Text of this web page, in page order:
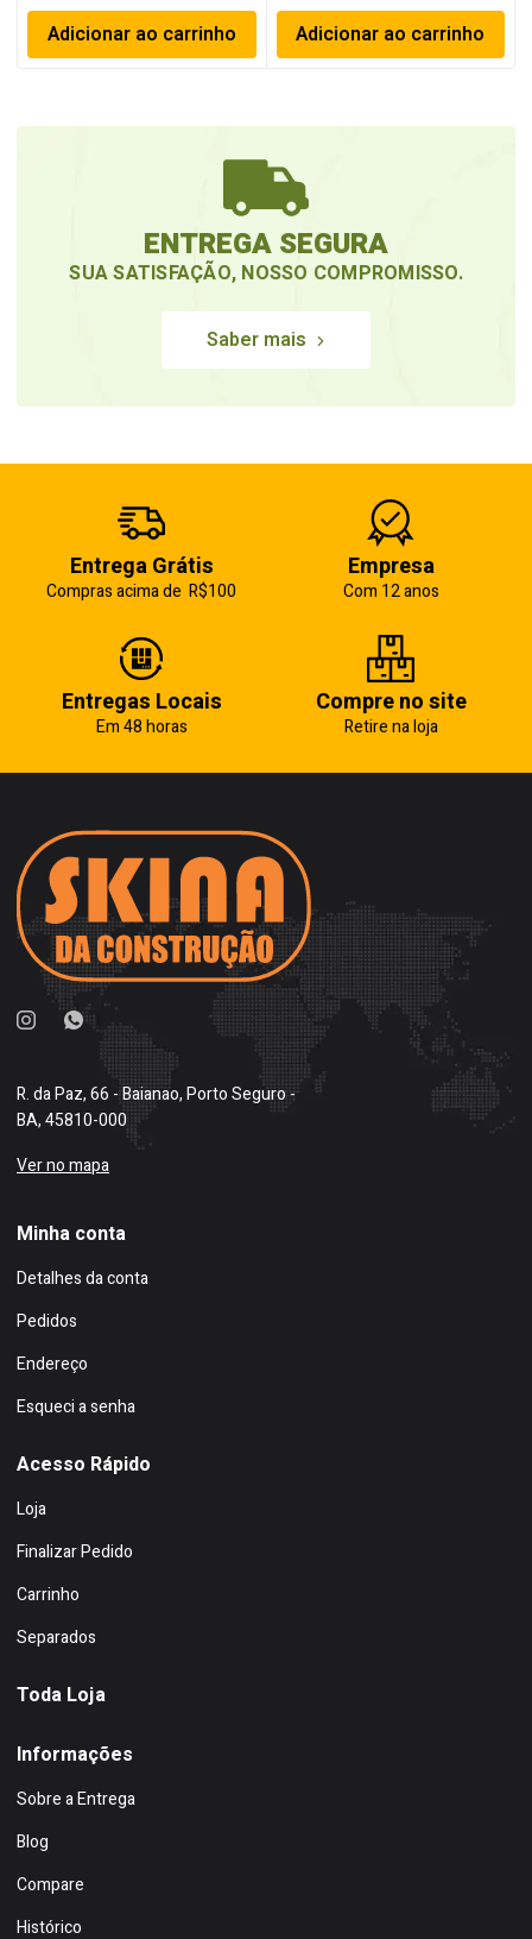
Adicionar ao carrinho
Adicionar ao carrinho
ENTREGA SEGURA
SUA SATISFAÇÃO, NOSSO COMPROMISSO.
Saber mais
Entrega Grátis
Compras acima de R$100
Empresa
Com 12 anos
Entregas Locais
Em 48 horas
Compre no site
Retire na loja
R. da Paz, 66 - Baianao, Porto Seguro -
BA, 45810-000
Ver no mapa
Minha conta
Detalhes da conta
Pedidos
Endereço
Esqueci a senha
Acesso Rápido
Loja
Finalizar Pedido
Carrinho
Separados
Toda Loja
Informações
Sobre a Entrega
Blog
Compare
Histórico